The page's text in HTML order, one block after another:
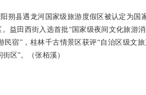
阳朔县遇龙河国家级旅游度假区被认定为国
。益田西街入选首批“国家级夜间文化旅游
民宿”，桂林千古情景区获评“自治区级文
区”。（张栢溪）